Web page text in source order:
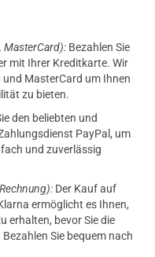
MasterCard): Bezahlen Sie
mit Ihrer Kreditkarte. Wir
MasterCard um Ihnen
zu bieten.
den beliebten und
PayPal, um
und zuverlässig
Der Kauf auf
ermöglicht es Ihnen,
erhalten, bevor Sie die
Sie bequem nach